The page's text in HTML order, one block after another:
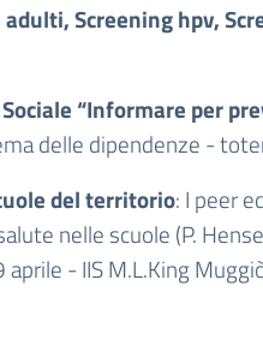
Screening hpv,
“Informare per
delle dipendenze -
del territorio: I peer
nelle scuole (P.
- IIS M.L.King